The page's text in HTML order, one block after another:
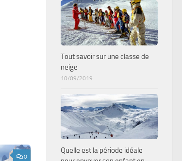
0
Tout savoir sur une classe de
neige
10/09/2019
Quelle est la période idéale